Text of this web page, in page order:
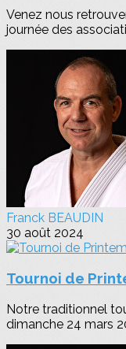
Venez nous
journée des
Franck BEAUDIN
30 août 2024
Tournoi de
Notre traditionnel
dimanche 24 mars